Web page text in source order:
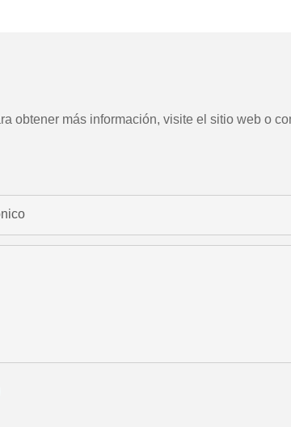
obtener más información, visite el sitio web o